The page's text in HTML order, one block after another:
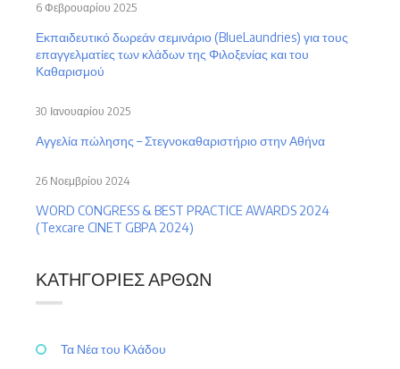
Εκπαιδευτικό δωρεάν σεμινάριο (BlueLaundries) για τους
επαγγελματίες των κλάδων της Φιλοξενίας και του
Καθαρισμού
6 Φεβρουαρίου 2025
Αγγελία πώλησης – Στεγνοκαθαριστήριο στην Αθήνα
30 Ιανουαρίου 2025
WORD CONGRESS & BEST PRACTICE AWARDS 2024
(Texcare CINET GBPA 2024)
26 Νοεμβρίου 2024
ΚΑΤΗΓΟΡΊΕΣ ΆΡΘΩΝ
Τα Νέα του Κλάδου